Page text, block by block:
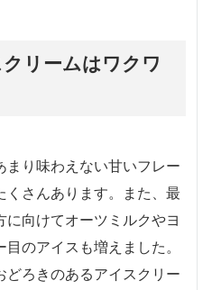
リームはワクワ
まり味わえない甘いフレー
さんあります。また、最
向けてオーツミルクやヨ
のアイスも増えました。
どろきのあるアイスクリー